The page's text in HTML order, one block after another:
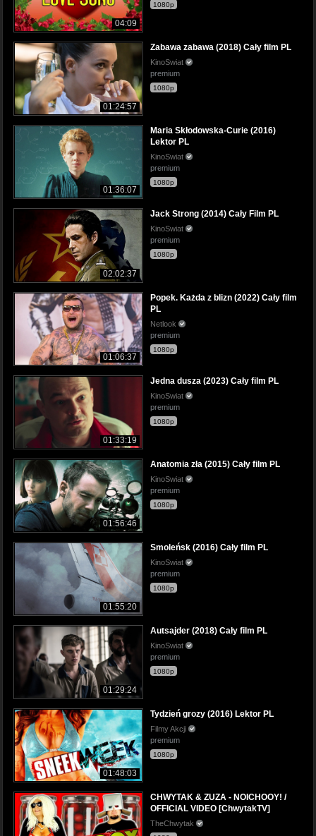
04:09
1080p
01:24:57
Zabawa zabawa (2018) Cały film PL
KinoSwiat
premium
1080p
01:36:07
Maria Skłodowska-Curie (2016)
Lektor PL
KinoSwiat
premium
1080p
02:02:37
Jack Strong (2014) Cały Film PL
KinoSwiat
premium
1080p
01:06:37
Popek. Każda z blizn (2022) Cały film
PL
Netlook
premium
1080p
01:33:19
Jedna dusza (2023) Cały film PL
KinoSwiat
premium
1080p
01:56:46
Anatomia zła (2015) Cały film PL
KinoSwiat
premium
1080p
01:55:20
Smoleńsk (2016) Cały film PL
KinoSwiat
premium
1080p
01:29:24
Autsajder (2018) Cały film PL
KinoSwiat
premium
1080p
01:48:03
Tydzień grozy (2016) Lektor PL
Filmy Akcji
premium
1080p
CHWYTAK & ZUZA - NOICHOOY! /
OFFICIAL VIDEO [ChwytakTV]
TheChwytak